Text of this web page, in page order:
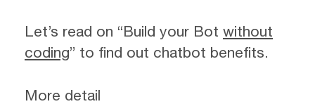
Let’s read on “Build your Bot without
coding” to find out chatbot benefits.
More detail